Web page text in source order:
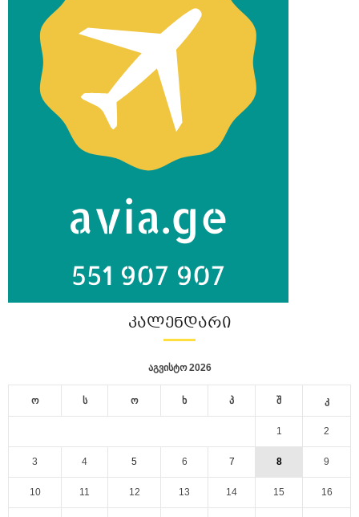
ᲙᲐᲚᲔᲜᲓᲐᲠᲘ
აგვისტო 2026
ო ს ო ხ პ შ კ
1 2
3 4 5 6 7 8 9
10 11 12 13 14 15 16